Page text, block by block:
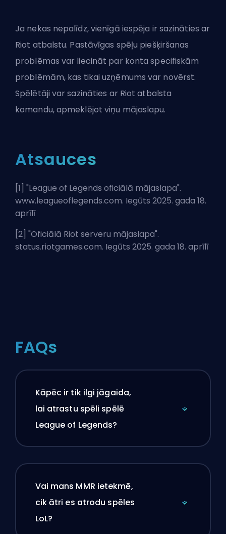
Ja nekas nepalīdz, vienīgā iespēja ir sazināties ar
Riot atbalstu. Pastāvīgas spēļu piešķiršanas
problēmas var liecināt par konta specifiskām
problēmām, kas tikai uzņēmums var novērst.
Spēlētāji var sazināties ar Riot atbalsta
komandu, apmeklējot viņu mājaslapu.
Atsauces
[1] "League of Legends oficiālā mājaslapa".
www.leagueoflegends.com. Iegūts 2025. gada 18.
aprīlī
[2] "Oficiālā Riot serveru mājaslapa".
status.riotgames.com. Iegūts 2025. gada 18. aprīlī
FAQs
Kāpēc ir tik ilgi jāgaida,
lai atrastu spēli spēlē
League of Legends?
Vai mans MMR ietekmē,
cik ātri es atrodu spēles
LoL?